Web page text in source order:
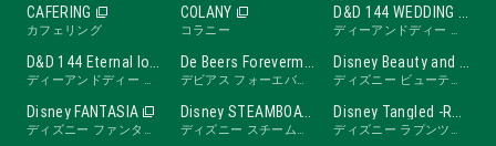
CAFERING
カフェリング
COLANY
コラニー
D&D 144 WEDDING BAND
ディーアンドディー ワンフォーティーフォー ウェディングバンド
D&D 144 Eternal love band
ディーアンドディー ワンフォーティーフォー エターナルラブバンド
De Beers Forevermark
デビアス フォーエバーマーク
Disney Beauty and the Beast -ROSE Line-
ディズニー ビューティ・アンド・ビースト ローズライン
Disney FANTASIA
ディズニー ファンタジア
Disney STEAMBOAT WILLIE
ディズニー スチームボートウィリー
Disney Tangled -RAPUNZEL Collection-
ディズニー ラプンツェル